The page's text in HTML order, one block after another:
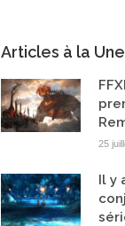
Articles à la Une
25
Il y